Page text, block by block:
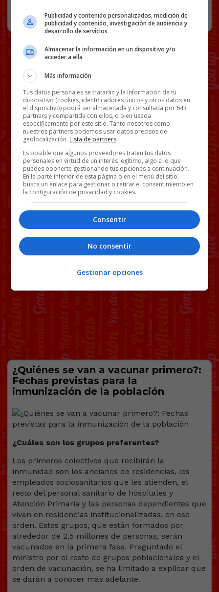
SIN CATEGORÍA 24 NOVIEMBRE, 2020
¿Quiénes se van a vacunar primero?:
Fechas previstas para la
inmunización de la población
¿Cuáles son los grupos preferentes?
Los primeros colectivos que recibirán la
inmunidad son los ancianos de residencias, los
empleados sociosanitarios que les atienden, el
resto del personal sanitario de hospitales y
Atención Primaria y las personas dependientes que
vivan en residencias institucionalizadas, en ese
orden. Estos grupos, que están formados por
alrededor de 2,5 millones de personas, serán
vacunados en la primera fase. Preguntado el
ministro por el resto de grupos poblacionales y el
orden de vacunación, se ha limitado a explicar que
se darán a conocer más adelante.
Publicidad y contenido personalizados, medición de
publicidad y contenido, investigación de audiencia y
desarrollo de servicios
Almacenar la información en un dispositivo y/o
acceder a ella
Más información
Tus datos personales se tratarán y la información de tu
dispositivo (cookies, identificadores únicos y otros datos en
el dispositivo) podrá ser almacenada y consultada por 643
partners y compartida con ellos, o bien usada
específicamente por este sitio. Tanto nosotros como
nuestros partners podemos usar datos precisos de
geolocalización. Lista de partners.
Es posible que algunos proveedores traten tus datos
personales en virtud de un interés legítimo, algo a lo que
puedes oponerte gestionando tus opciones a continuación.
En la parte inferior de esta página o en el menú del sitio,
busca un enlace para gestionar o retirar el consentimiento en
la configuración de privacidad y cookies.
Consentir
No consentir
Gestionar opciones